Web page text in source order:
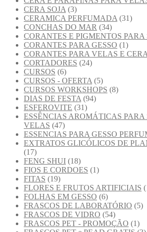
CERA SOJA (3)
CERAMICA PERFUMADA (31)
CONCHAS DO MAR (34)
CORANTES E PIGMENTOS PARA
CORANTES PARA GESSO (1)
CORANTES PARA VELAS E
CORTADORES (24)
CURSOS (6)
CURSOS - OFERTA (5)
CURSOS WORKSHOPS (8)
DIAS DE FESTA (94)
ESFEROVITE (31)
ESSÊNCIAS AROMÁTICAS PARA
VELAS (47)
ESSENCIAS PARA GESSO
EXTRATOS GLICÓLICOS DE
(17)
FENG SHUI (18)
FIOS E CORDOES (1)
FITAS (19)
FLORES E FRUTOS ARTIFICIAIS
FOLHAS EM GESSO (6)
FRASCOS DE LABORATÓRIO (5)
FRASCOS DE VIDRO (54)
FRASCOS PET - PROMOÇÃO (1)